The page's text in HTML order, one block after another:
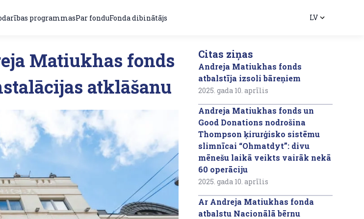
programmasPar fonduFonda dibinātājs LV
Matiukhas fonds
atklāšanu
Citas ziņas
Andreja Matiukhas fonds
atbalstīja izsoli bāreņiem
2025. gada 10. aprīlis
Andreja Matiukhas fonds un
Good Donations nodrošina
Thompson ķirurģisko sistēmu
slimnīcai “Ohmatdyt”: divu
mēnešu laikā veikts vairāk nekā
60 operāciju
2025. gada 10. aprīlis
Ar Andreja Matiukhas fonda
atbalstu Nacionālā bērnu